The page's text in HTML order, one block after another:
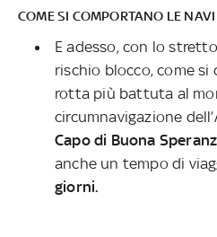
COME SI COMPORTANO LE NAVI
E adesso, con lo
rischio blocco, come
rotta più battuta al
circumnavigazione
Capo di Buona
anche un tempo di
giorni.